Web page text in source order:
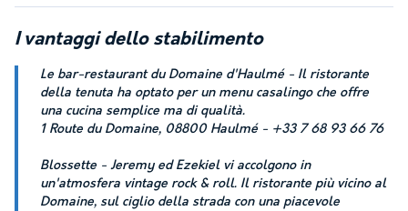
Ivantaggidello stabilimento
Le bar-restaurant du Domaine d'Haulmé - Il ristorante
della tenuta ha optato per un menu casalingo che offre
una cucina semplice ma di qualità.
1 Route du Domaine, 08800 Haulmé - +33 7 68 93 66 76
Blossette - Jeremy ed Ezekiel vi accolgono in
un'atmosfera vintage rock & roll. Il ristorante più vicino al
Domaine, sul ciglio della strada con una piacevole